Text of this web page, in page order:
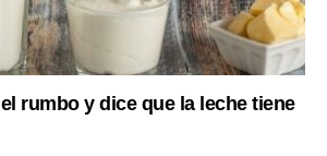
rumbo y dice que la leche tiene